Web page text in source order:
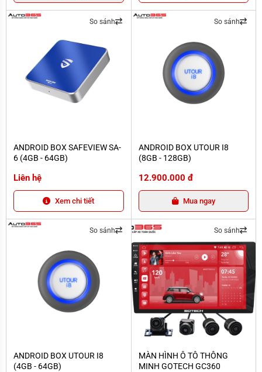
So sánh
ANDROID BOX SAFEVIEW SA-
6 (4GB - 64GB)
Liên hệ
Xem chi tiết
So sánh
ANDROID BOX UTOUR I8
(8GB - 128GB)
12.900.000 đ
Mua ngay
So sánh
ANDROID BOX UTOUR I8
(4GB - 64GB)
So sánh
MÀN HÌNH Ô TÔ THÔNG
MINH GOTECH GC360